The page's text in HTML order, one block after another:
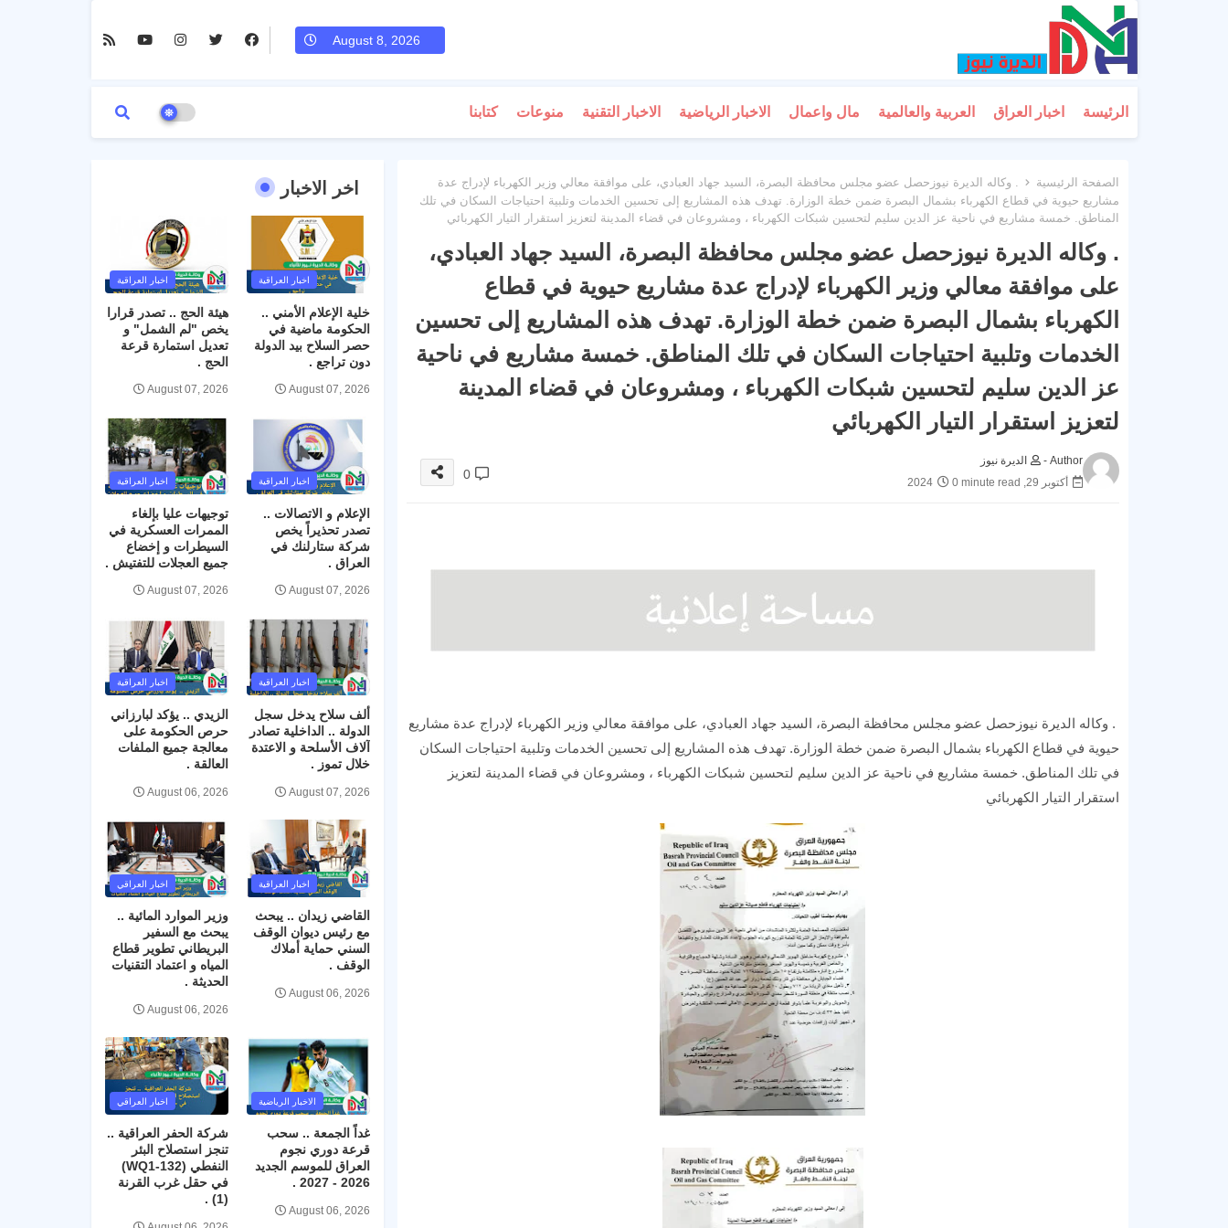
August 8, 2026
الرئيسة اخبار العراق العربية والعالمية مال واعمال الاخبار الرياضية الاخبار التقنية منوعات كتابنا
الصفحة الرئيسية
. وكاله الديرة نيوزحصل عضو مجلس محافظة البصرة، السيد جهاد العبادي، على موافقة معالي وزير الكهرباء لإدراج عدة
مشاريع حيوية في قطاع الكهرباء بشمال البصرة ضمن خطة الوزارة. تهدف هذه المشاريع إلى تحسين الخدمات وتلبية احتياجات السكان في تلك
المناطق. خمسة مشاريع في ناحية عز الدين سليم لتحسين شبكات الكهرباء ، ومشروعان في قضاء المدينة لتعزيز استقرار التيار الكهربائي
. وكاله الديرة نيوزحصل عضو مجلس محافظة البصرة، السيد جهاد العبادي،
على موافقة معالي وزير الكهرباء لإدراج عدة مشاريع حيوية في قطاع
الكهرباء بشمال البصرة ضمن خطة الوزارة. تهدف هذه المشاريع إلى تحسين
الخدمات وتلبية احتياجات السكان في تلك المناطق. خمسة مشاريع في ناحية
عز الدين سليم لتحسين شبكات الكهرباء ، ومشروعان في قضاء المدينة
لتعزيز استقرار التيار الكهربائي
Author -
الديرة نيوز
أكتوبر 29, 2024
0 minute read
0
. وكاله الديرة نيوزحصل عضو مجلس محافظة البصرة، السيد جهاد العبادي، على موافقة معالي وزير الكهرباء لإدراج عدة مشاريع
حيوية في قطاع الكهرباء بشمال البصرة ضمن خطة الوزارة. تهدف هذه المشاريع إلى تحسين الخدمات وتلبية احتياجات السكان
في تلك المناطق. خمسة مشاريع في ناحية عز الدين سليم لتحسين شبكات الكهرباء ، ومشروعان في قضاء المدينة لتعزيز
استقرار التيار الكهربائي
اخر الاخبار
اخبار العراقية
خلية الإعلام الأمني ..
الحكومة ماضية في
حصر السلاح بيد الدولة
دون تراجع .
August 07, 2026
اخبار العراقية
هيئة الحج .. تصدر قرارا
يخص "لم الشمل" و
تعديل استمارة قرعة
الحج .
August 07, 2026
اخبار العراقية
الإعلام و الاتصالات ..
تصدر تحذيراً يخص
شركة ستارلنك في
العراق .
August 07, 2026
اخبار العراقية
توجيهات عليا بإلغاء
الممرات العسكرية في
السيطرات و إخضاع
جميع العجلات للتفتيش .
August 07, 2026
اخبار العراقية
ألف سلاح يدخل سجل
الدولة .. الداخلية تصادر
آلاف الأسلحة و الاعتدة
خلال تموز .
August 07, 2026
اخبار العراقية
الزيدي .. يؤكد لبارزاني
حرص الحكومة على
معالجة جميع الملفات
العالقة .
August 06, 2026
اخبار العراقية
القاضي زيدان .. يبحث
مع رئيس ديوان الوقف
السني حماية أملاك
الوقف .
August 06, 2026
اخبار العراقي
وزير الموارد المائية ..
يبحث مع السفير
البريطاني تطوير قطاع
المياه و اعتماد التقنيات
الحديثة .
August 06, 2026
الاخبار الرياضية
غداً الجمعة .. سحب
قرعة دوري نجوم
العراق للموسم الجديد
2026 - 2027 .
August 06, 2026
اخبار العراقي
شركة الحفر العراقية ..
تنجز استصلاح البئر
النفطي (WQ1-132)
في حقل غرب القرنة
(1) .